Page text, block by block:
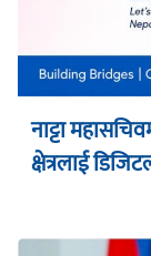
नाट्टा
क्षेत्रलाई